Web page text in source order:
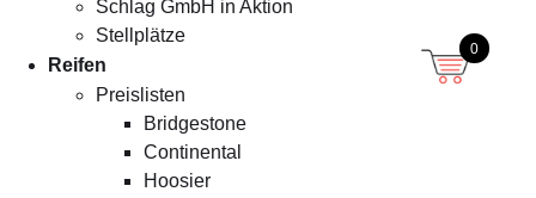
Schlag GmbH in Aktion
Stellplätze
Reifen
Preislisten
Bridgestone
Continental
Hoosier
0